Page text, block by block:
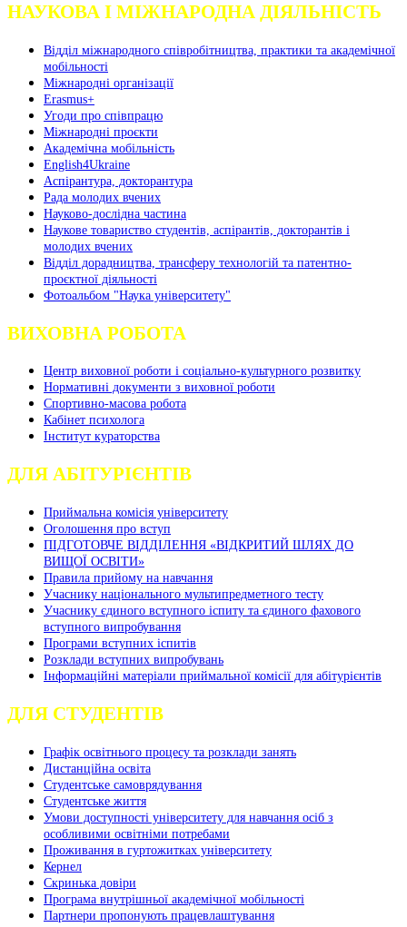
НАУКОВА І МІЖНАРОДНА ДІЯЛЬНІСТЬ
Відділ міжнародного співробітництва, практики та академічної
мобільності
Міжнародні організації
Erasmus+
Угоди про співпрацю
Міжнародні проєкти
Академічна мобільність
English4Ukraine
Аспірантура, докторантура
Рада молодих вчених
Науково-дослідна частина
Наукове товариство студентів, аспірантів, докторантів і
молодих вчених
Відділ дорадництва, трансферу технологій та патентно-
проєктної діяльності
Фотоальбом "Наука університету"
ВИХОВНА РОБОТА
Центр виховної роботи і соціально-культурного розвитку
Нормативні документи з виховної роботи
Спортивно-масова робота
Кабінет психолога
Інститут кураторства
ДЛЯ АБІТУРІЄНТІВ
Приймальна комісія університету
Оголошення про вступ
ПІДГОТОВЧЕ ВІДДІЛЕННЯ «ВІДКРИТИЙ ШЛЯХ ДО
ВИЩОЇ ОСВІТИ»
Правила прийому на навчання
Учаснику національного мультипредметного тесту
Учаснику єдиного вступного іспиту та єдиного фахового
вступного випробування
Програми вступних іспитів
Розклади вступних випробувань
Інформаційні матеріали приймальної комісії для абітурієнтів
ДЛЯ СТУДЕНТІВ
Графік освітнього процесу та розклади занять
Дистанційна освіта
Студентське самоврядування
Студентське життя
Умови доступності університету для навчання осіб з
особливими освітніми потребами
Проживання в гуртожитках університету
Кернел
Скринька довіри
Програма внутрішньої академічної мобільності
Партнери пропонують працевлаштування